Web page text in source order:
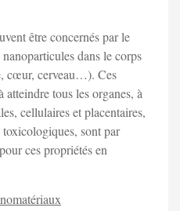
être concernés par le
dans le corps
cœur, cerveau…). Ces
atteindre tous les organes, à
cellulaires et placentaires,
toxicologiques, sont par
ces propriétés en